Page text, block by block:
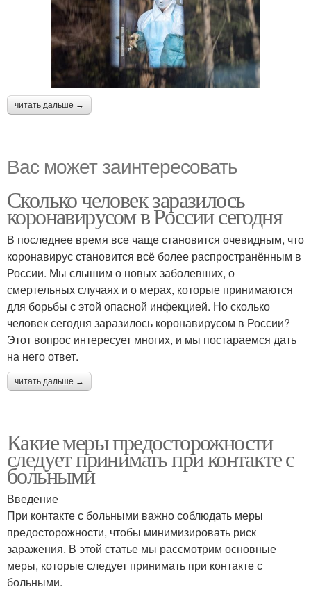
читать дальше →
Вас может заинтересовать
Сколько человек заразилось
коронавирусом в России сегодня
В последнее время все чаще становится очевидным, что
коронавирус становится всё более распространённым в
России. Мы слышим о новых заболевших, о
смертельных случаях и о мерах, которые принимаются
для борьбы с этой опасной инфекцией. Но сколько
человек сегодня заразилось коронавирусом в России?
Этот вопрос интересует многих, и мы постараемся дать
на него ответ.
читать дальше →
Какие меры предосторожности
следует принимать при контакте с
больными
Введение
При контакте с больными важно соблюдать меры
предосторожности, чтобы минимизировать риск
заражения. В этой статье мы рассмотрим основные
меры, которые следует принимать при контакте с
больными.